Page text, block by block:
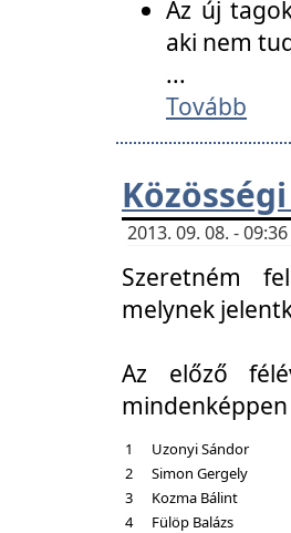
Az új
aki nem
...
Tovább
2013. 09. 08. -
Szeretném
melynek
Az előző
1
Uzonyi Sándor
2
Simon Gergely
3
Kozma Bálint
4
Fülöp Balázs